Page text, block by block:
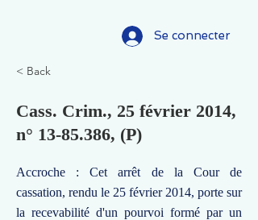
Se connecter
< Back
Cass. Crim., 25 février 2014,
n° 13-85.386, (P)
Accroche : Cet arrêt de la Cour de
cassation, rendu le 25 février 2014, porte sur
la recevabilité d'un pourvoi formé par un